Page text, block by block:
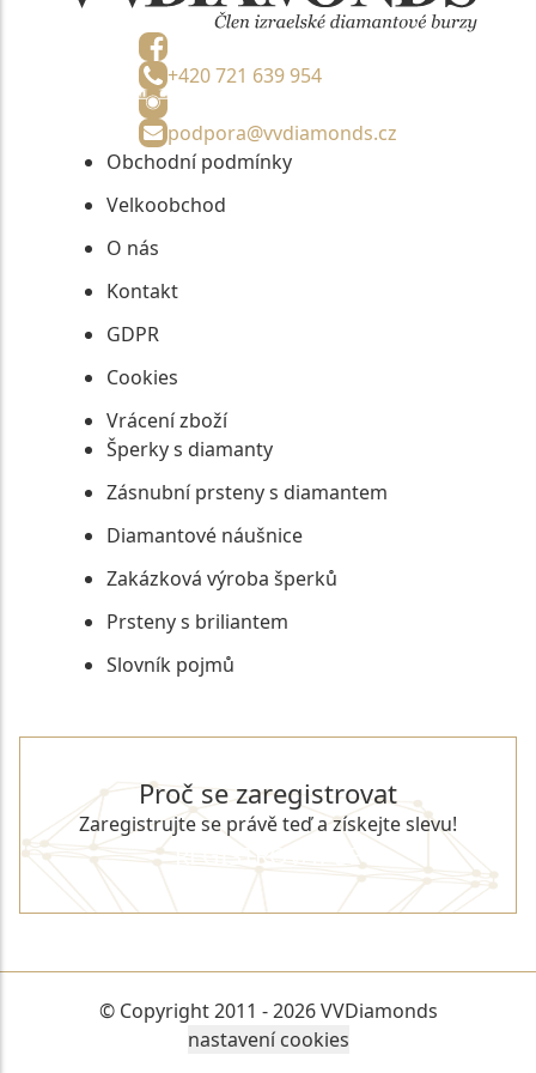
+420 721 639 954
podpora@vvdiamonds.cz
Obchodní podmínky
Velkoobchod
O nás
Kontakt
GDPR
Cookies
Vrácení zboží
Šperky s diamanty
Zásnubní prsteny s diamantem
Diamantové náušnice
Zakázková výroba šperků
Prsteny s briliantem
Slovník pojmů
Proč se zaregistrovat
Zaregistrujte se právě teď a získejte slevu!
REGISTROVAT SE
© Copyright 2011 - 2026 VVDiamonds
nastavení cookies